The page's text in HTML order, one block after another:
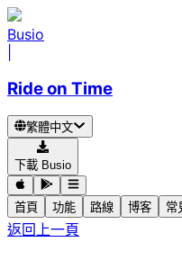
Busio
Ride on Time
繁體中文
下載 Busio
首頁 功能 路線 博客 常
返回上一頁